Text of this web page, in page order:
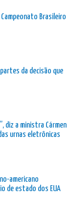
Brasileiro
da decisão que
diz a ministra Cármen
urnas eletrônicas
americano
de estado dos EUA